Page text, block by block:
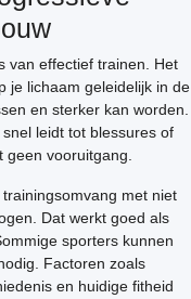
van effectief trainen. Het
je lichaam geleidelijk in de
en sterker kan worden.
leidt tot blessures of
vooruitgang.
met niet
Dat werkt goed als
sporters kunnen
Factoren zoals
en huidige fitheid